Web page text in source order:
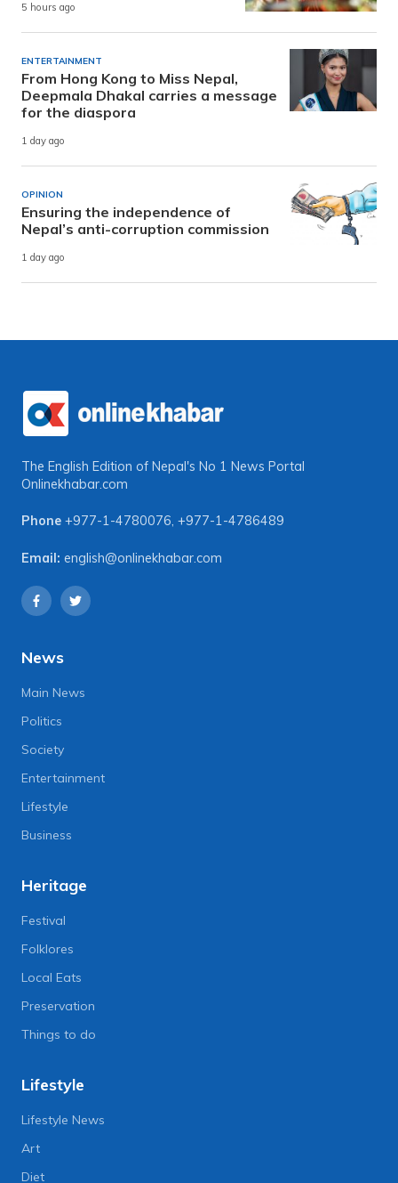
5 hours ago
ENTERTAINMENT
From Hong Kong to Miss Nepal,
Deepmala Dhakal carries a message
for the diaspora
1 day ago
OPINION
Ensuring the independence of
Nepal’s anti-corruption commission
1 day ago
The English Edition of Nepal's No 1 News Portal
Onlinekhabar.com
Phone +977-1-4780076, +977-1-4786489
Email: english@onlinekhabar.com
News
Main News
Politics
Society
Entertainment
Lifestyle
Business
Heritage
Festival
Folklores
Local Eats
Preservation
Things to do
Lifestyle
Lifestyle News
Art
Diet